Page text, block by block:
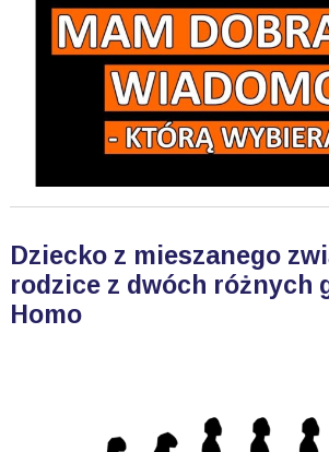
Dziecko z mieszanego
rodzice z dwóch różnych
Homo